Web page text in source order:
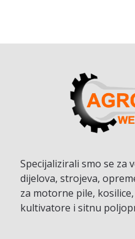
Specijalizirali smo se za
dijelova, strojeva,
za motorne pile,
kultivatore i sitnu